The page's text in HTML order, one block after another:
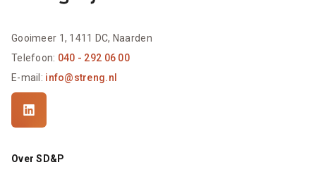
Gooimeer 1, 1411 DC, Naarden
Telefoon: 040 - 292 06 00
E-mail: info@streng.nl
Over SD&P